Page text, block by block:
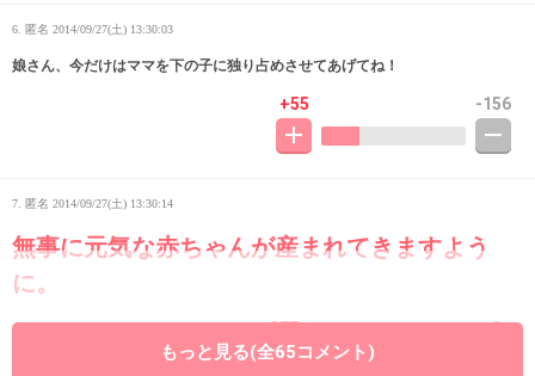
6. 匿名 2014/09/27(土) 13:30:03
娘さん、今だけはママを下の子に独り占めさせてあげてね！
+55 -156
7. 匿名 2014/09/27(土) 13:30:14
無事に元気な赤ちゃんが産まれてきますよう
に。
+377 -5
もっと見る(全65コメント)